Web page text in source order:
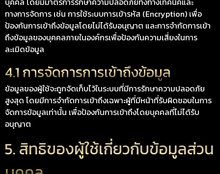
ทางการจัดการ เช่น การใช้ระบบการเข้ารหัส (Encryption) เพื่อ
ป้องกันการเข้าถึงข้อมูลโดยไม่ได้รับอนุญาต และการจำกัดการเข้า
ถึงข้อมูลของบุคคลภายในองค์กรเพื่อป้องกันความเสี่ยงในการ
ละเมิดข้อมูล
4.1 การจัดการการเข้าถึงข้อมูล
ข้อมูลของผู้ใช้จะถูกจัดเก็บไว้ในระบบที่มีการรักษาความปลอดภัย
สูงสุด โดยมีการจำกัดการเข้าถึงเฉพาะผู้ที่มีหน้าที่รับผิดชอบในการ
จัดการข้อมูลเท่านั้น เพื่อป้องกันการเข้าถึงโดยบุคคลที่ไม่ได้รับ
อนุญาต
5. สิทธิของผู้ใช้เกี่ยวกับข้อมูลส่วน